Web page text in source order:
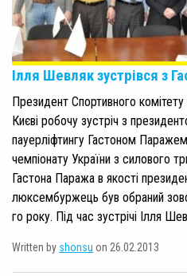
Ілля Шевляк зустрівся з
Президент Спортивного
Києві робочу зустріч з
пауерліфтингу Гастоном
чемпіонату України з силового
Гастона Паража в якості
люксембуржець був обраний
го року. Під час зустрічі Ілля
Written by shonsu on 26.02.2013